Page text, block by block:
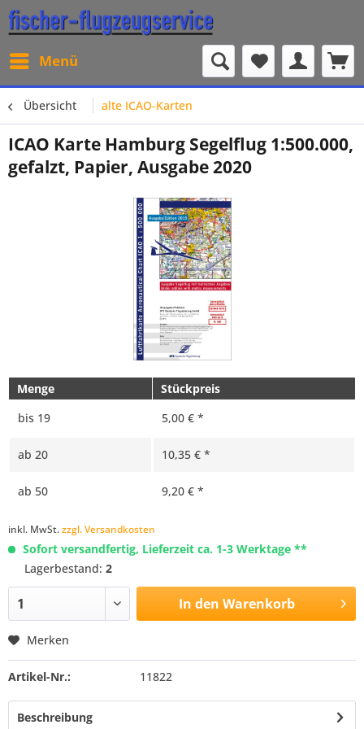
Menü
Übersicht alte ICAO-Karten
ICAO Karte Hamburg Segelflug 1:500.000,
gefalzt, Papier, Ausgabe 2020
Menge
Stückpreis
bis 19 5,00 € *
ab 20 10,35 € *
ab 50 9,20 € *
inkl. MwSt.zzgl. Versandkosten
Sofort versandfertig, Lieferzeit ca. 1-3 Werktage **
Lagerbestand: 2
In den Warenkorb
Merken
Artikel-Nr.: 11822
Beschreibung